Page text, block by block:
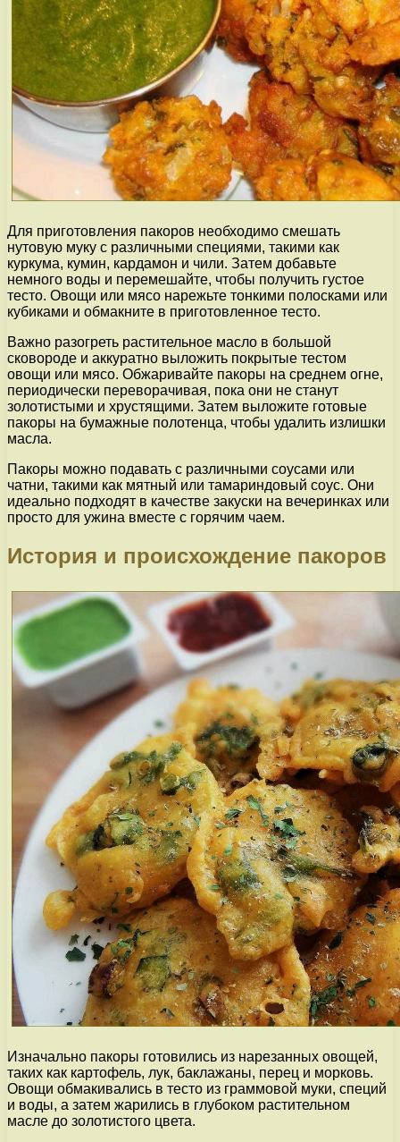
Для приготовления пакоров необходимо смешать
нутовую муку с различными специями, такими как
куркума, кумин, кардамон и чили. Затем добавьте
немного воды и перемешайте, чтобы получить густое
тесто. Овощи или мясо нарежьте тонкими полосками или
кубиками и обмакните в приготовленное тесто.
Важно разогреть растительное масло в большой
сковороде и аккуратно выложить покрытые тестом
овощи или мясо. Обжаривайте пакоры на среднем огне,
периодически переворачивая, пока они не станут
золотистыми и хрустящими. Затем выложите готовые
пакоры на бумажные полотенца, чтобы удалить излишки
масла.
Пакоры можно подавать с различными соусами или
чатни, такими как мятный или тамариндовый соус. Они
идеально подходят в качестве закуски на вечеринках или
просто для ужина вместе с горячим чаем.
История и происхождение пакоров
Изначально пакоры готовились из нарезанных овощей,
таких как картофель, лук, баклажаны, перец и морковь.
Овощи обмакивались в тесто из граммовой муки, специй
и воды, а затем жарились в глубоком растительном
масле до золотистого цвета.